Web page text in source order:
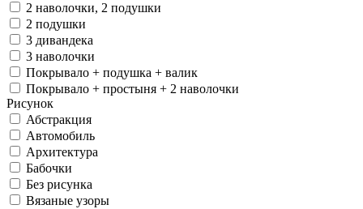
2 наволочки, 2 подушки
2 подушки
3 дивандека
3 наволочки
Покрывало + подушка + валик
Покрывало + простыня + 2 наволочки
Рисунок
Абстракция
Автомобиль
Архитектура
Бабочки
Без рисунка
Вязаные узоры